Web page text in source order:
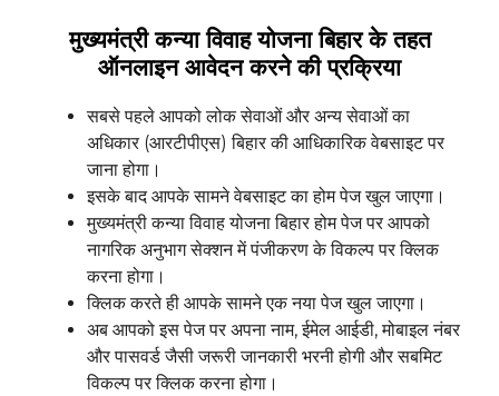
मुख्यमंत्री कन्या विवाह योजना बिहार के तहत
ऑनलाइन आवेदन करने की प्रक्रिया
सबसे पहले आपको लोक सेवाओं और अन्य सेवाओं का
अधिकार (आरटीपीएस) बिहार की आधिकारिक वेबसाइट पर
जाना होगा।
इसके बाद आपके सामने वेबसाइट का होम पेज खुल जाएगा।
मुख्यमंत्री कन्या विवाह योजना बिहार होम पेज पर आपको
नागरिक अनुभाग सेक्शन में पंजीकरण के विकल्प पर क्लिक
करना होगा।
क्लिक करते ही आपके सामने एक नया पेज खुल जाएगा।
अब आपको इस पेज पर अपना नाम, ईमेल आईडी, मोबाइल नंबर
और पासवर्ड जैसी जरूरी जानकारी भरनी होगी और सबमिट
विकल्प पर क्लिक करना होगा।